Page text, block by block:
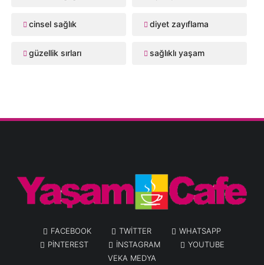
cinsel sağlık diyet zayıflama
güzellik sırları sağlıklı yaşam
FACEBOOK TWITTER
WHATSAPP
PINTEREST
INSTAGRAM
YOUTUBE
VEKA MEDYA